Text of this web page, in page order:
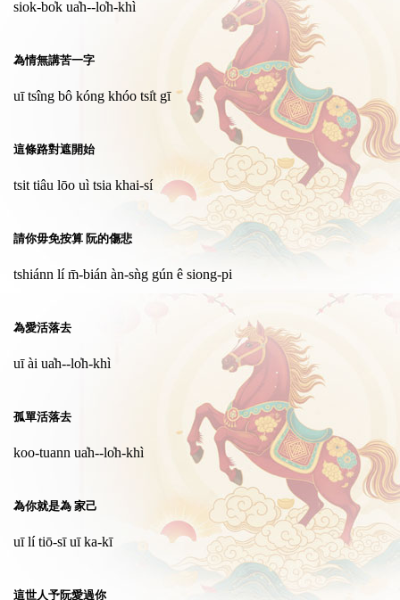
siok-bo̍k ua̍h--lo̍h-khì
為情無講苦一字
uī tsîng bô kóng khóo tsi̍t gī
這條路對遮開始
tsit tiâu lōo uì tsia khai-sí
請你毋免按算 阮的傷悲
tshiánn lí m̄-bián àn-sǹg gún ê siong-pi
為愛活落去
uī ài ua̍h--lo̍h-khì
孤單活落去
koo-tuann ua̍h--lo̍h-khì
為你就是為 家己
uī lí tiō-sī uī ka-kī
這世人予阮愛過你